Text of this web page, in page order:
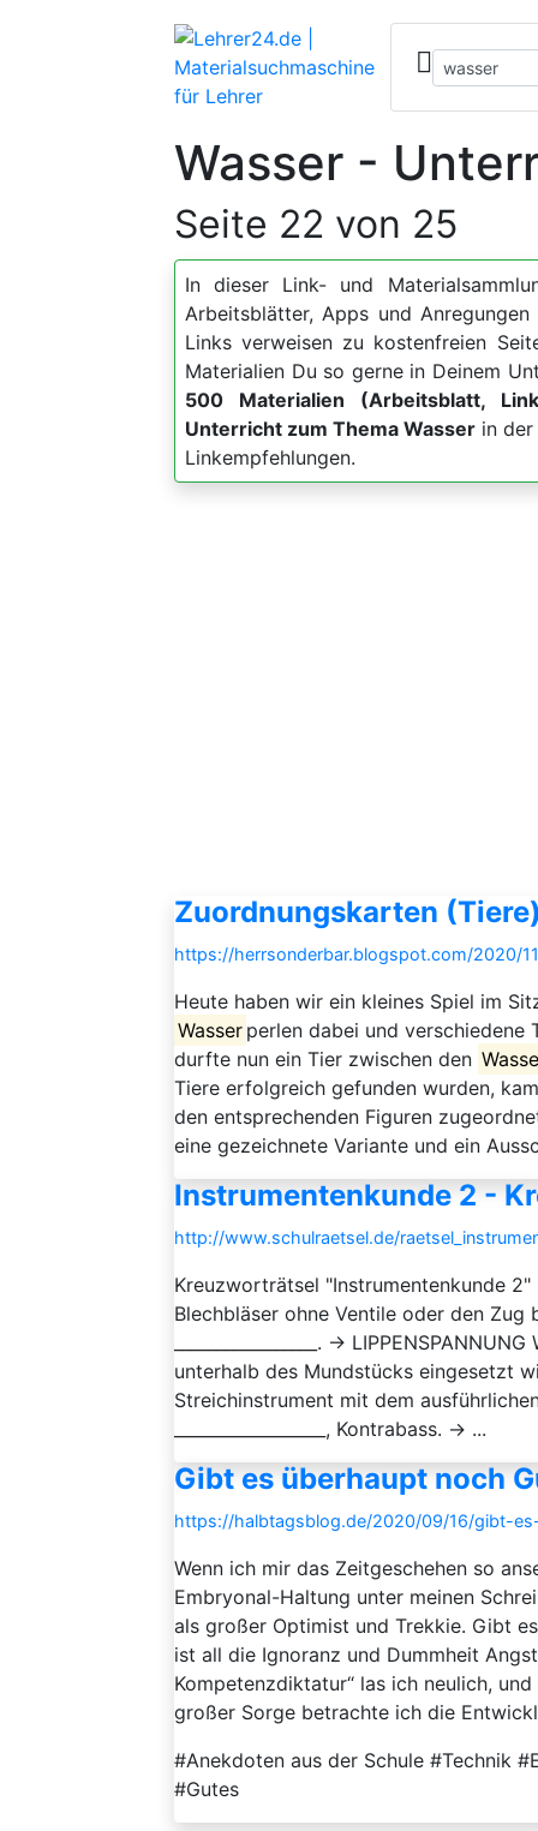
Wasser -
Seite 22 von 25
In dieser Link- und
Arbeitsblätter, Apps und
Links verweisen zu kostenfreien
Materialien Du so gerne in Deinem
500 Materialien (Arbeitsblatt,
Unterricht zum Thema Wasser in
Linkempfehlungen.
Zuordnungskarten
https://herrsonderbar.blogspot.com/2020/
Heute haben wir ein kleines Spiel im
Wasser perlen dabei und
durfte nun ein Tier zwischen den
Tiere erfolgreich gefunden wurden,
den entsprechenden Figuren
eine gezeichnete Variante und ein
Instrumentenkunde 2 -
http://www.schulraetsel.de/
Kreuzworträtsel "Instrumentenkunde
Blechbläser ohne Ventile oder den
_________________. →
unterhalb des Mundstücks eingesetzt
Streichinstrument mit dem
__________________, Kontrabass. → ...
Gibt es überhaupt noch
https://halbtagsblog.de/2020/09/16/gibt-
Wenn ich mir das Zeitgeschehen so
Embryonal-Haltung unter meinen
als großer Optimist und Trekkie. Gibt
ist all die Ignoranz und Dummheit
Kompetenzdiktatur“ las ich neulich,
großer Sorge betrachte ich die
#Anekdoten aus der Schule #Technik
#Gutes